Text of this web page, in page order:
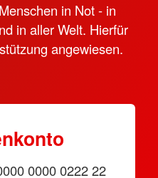
in Not - in
in aller Welt. Hierfür
angewiesen.
0000 0222 22